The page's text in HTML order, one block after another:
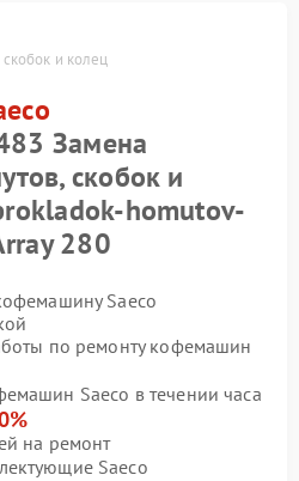
и колец
Замена
скобок и
homutov-
280
Saeco
по ремонту кофемашин
Saeco в течении часа
на ремонт
Saeco